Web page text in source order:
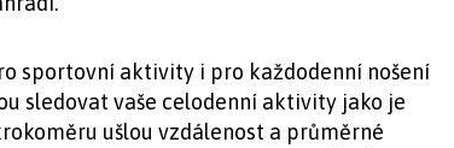
sportovní aktivity i pro každodenní nošení
sledovat vaše celodenní aktivity jako je
ušlou vzdálenost a průměrné